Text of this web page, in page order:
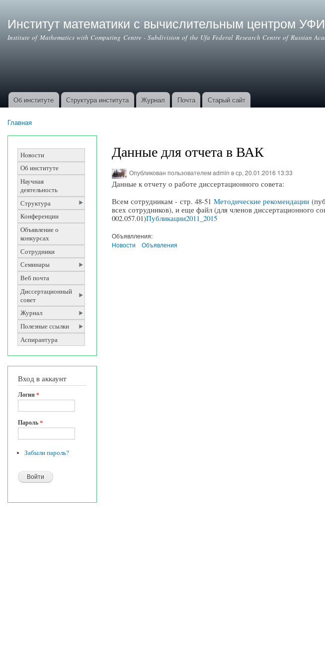
Институт математики с вычислительным центром
Institute of Mathematics with Computing Centre - Subdivision of the Ufa Federal Research Centre of Russian
Основные ссылки
Об институте Структура института Журнал Почта Старый сайт
Главная
Новости
Об институте
Научная
деятельность
Структура
Конференции
Объявление о
конкурсах
Сотрудники
Семинары
Веб почта
Диссертационный
совет
Журнал
Полезные ссылки
Аспирантура
Вход в аккаунт
Логин*
Пароль*
Забыли пароль?
Данные для отчета в ВАК
Опубликован пользователемadmin в ср, 20.01.2016 13:33
Данные к отчету о работе диссертационного совета:
Всем сотрудникам - стр. 48-51 Методические рекомендации
всех сотрудников), и еще файл (для членов дисcертационного
002.057.01)Публикации2011_2015
Объявлления:
Новости
Объявления